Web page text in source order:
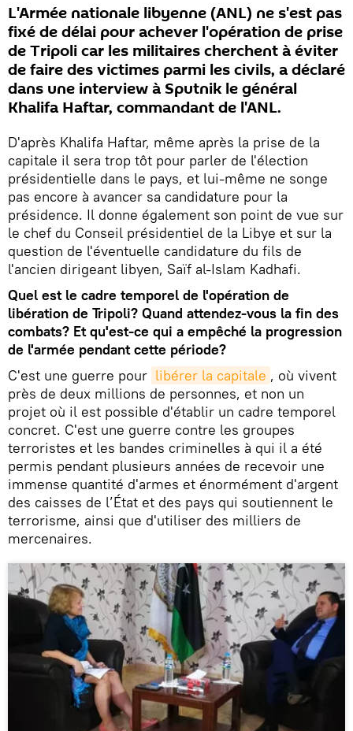
L'Armée nationale libyenne (ANL) ne s'est pas
fixé de délai pour achever l'opération de prise
de Tripoli car les militaires cherchent à éviter
de faire des victimes parmi les civils, a déclaré
dans une interview à Sputnik le général
Khalifa Haftar, commandant de l'ANL.
D'après Khalifa Haftar, même après la prise de la
capitale il sera trop tôt pour parler de l'élection
présidentielle dans le pays, et lui-même ne songe
pas encore à avancer sa candidature pour la
présidence. Il donne également son point de vue sur
le chef du Conseil présidentiel de la Libye et sur la
question de l'éventuelle candidature du fils de
l'ancien dirigeant libyen, Saïf al-Islam Kadhafi.
Quel est le cadre temporel de l'opération de
libération de Tripoli? Quand attendez-vous la fin des
combats? Et qu'est-ce qui a empêché la progression
de l'armée pendant cette période?
C'est une guerre pour libérer la capitale , où vivent
près de deux millions de personnes, et non un
projet où il est possible d'établir un cadre temporel
concret. C'est une guerre contre les groupes
terroristes et les bandes criminelles à qui il a été
permis pendant plusieurs années de recevoir une
immense quantité d'armes et énormément d'argent
des caisses de l’État et des pays qui soutiennent le
terrorisme, ainsi que d'utiliser des milliers de
mercenaires.